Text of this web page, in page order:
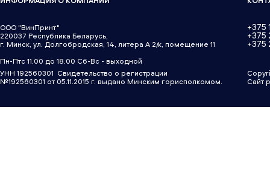
УНН 192560301 Свидетельство о регистрации
№192560301 от 05.11.2015 г. выдано Минским горисполкомом.
ООО "ВинПринт"
220037 Республика Беларусь,
г. Минск, ул. Долгобродская, 14, литера А 2/к, помещение 11
Пн-Птс 11.00 до 18.00 Сб-Вс - выходной
+375
+375
+375
Сайт